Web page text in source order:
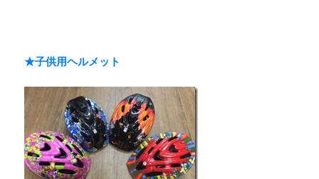
★子供用ヘルメット